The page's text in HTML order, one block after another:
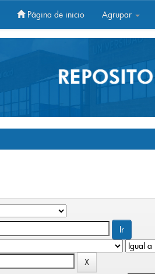
Página de inicio Agrupar